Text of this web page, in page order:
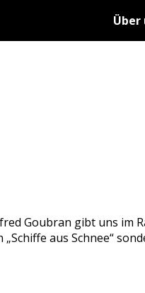
Über
Goubran gibt uns im
aus Schnee“